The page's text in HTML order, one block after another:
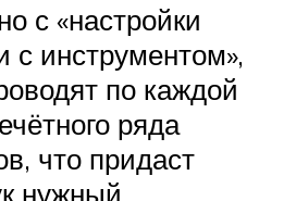
с «настройки
с инструментом»,
по каждой
ряда
что придаст
нужный